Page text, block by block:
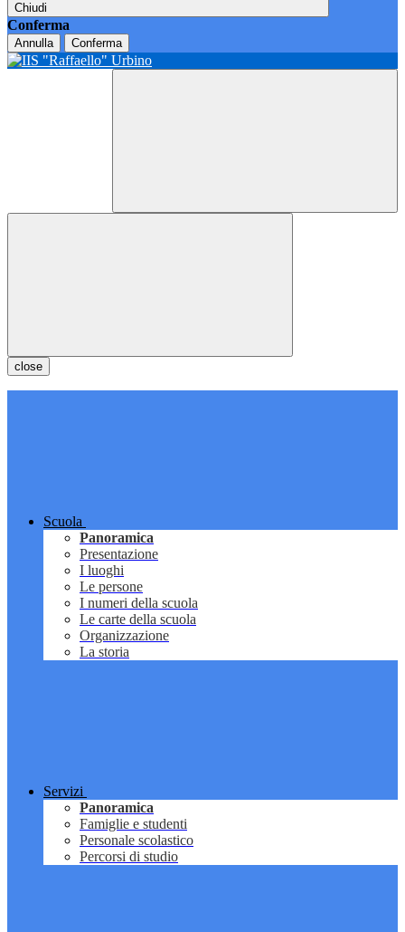
Chiudi
Conferma
Annulla Conferma
close
Scuola
Panoramica
Presentazione
I luoghi
Le persone
I numeri della scuola
Le carte della scuola
Organizzazione
La storia
Servizi
Panoramica
Famiglie e studenti
Personale scolastico
Percorsi di studio